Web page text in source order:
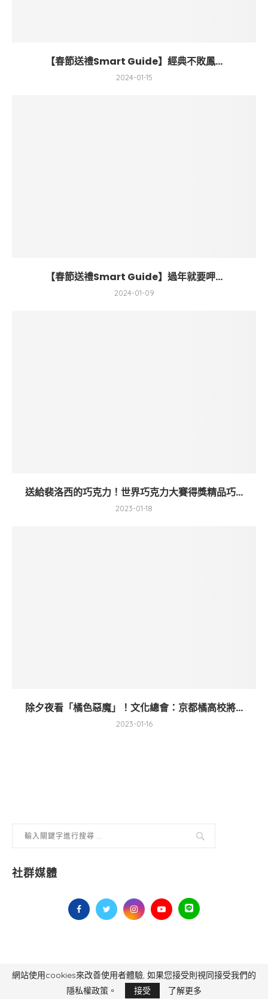
【春節送禮Smart Guide】經典不敗鳳...
2024-01-15
【春節送禮Smart Guide】過年就要呷...
2024-01-09
送給裴洛西的巧克力！世界巧克力大賽得獎精品巧...
2023-01-18
除夕夜看「橘色惡魔」！文化總會：京都橘高校將...
2023-01-16
社群媒體
毅傳媒控股股份有限公司 版權所有，非經授權，不得轉載 All Right Reserved.
Yi Media Inc.
電話：02-8791-8559
網站使用cookies來改善使用者體驗, 如果您接受則視同接受我們的
隱私權政策。
接受 了解更多